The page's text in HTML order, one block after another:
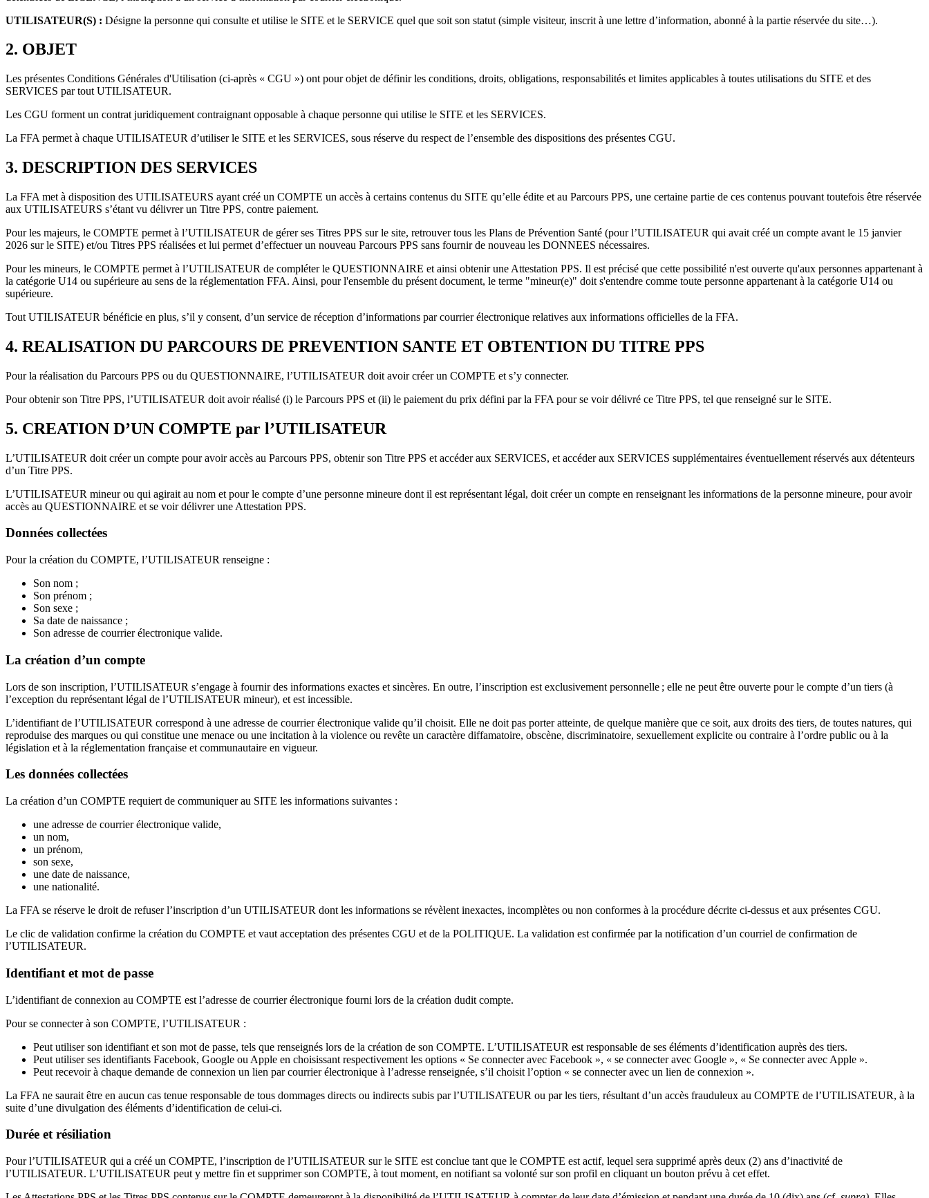
UTILISATEUR(S) : Désigne la personne qui consulte et utilise le SITE et le SERVICE quel que soit son statut (simple visiteur, inscrit à une lettre d’information, abonné à la partie réservée du site…).
2. OBJET
Les présentes Conditions Générales d'Utilisation (ci-après « CGU ») ont pour objet de définir les conditions, droits, obligations, responsabilités et limites applicables à toutes utilisations du SITE et des
SERVICES par tout UTILISATEUR.
Les CGU forment un contrat juridiquement contraignant opposable à chaque personne qui utilise le SITE et les SERVICES.
La FFA permet à chaque UTILISATEUR d’utiliser le SITE et les SERVICES, sous réserve du respect de l’ensemble des dispositions des présentes CGU.
3. DESCRIPTION DES SERVICES
La FFA met à disposition des UTILISATEURS ayant créé un COMPTE un accès à certains contenus du SITE qu’elle édite et au Parcours PPS, une certaine partie de ces contenus pouvant toutefois être réservée
aux UTILISATEURS s’étant vu délivrer un Titre PPS, contre paiement.
Pour les majeurs, le COMPTE permet à l’UTILISATEUR de gérer ses Titres PPS sur le site, retrouver tous les Plans de Prévention Santé (pour l’UTILISATEUR qui avait créé un compte avant le 15 janvier
2026 sur le SITE) et/ou Titres PPS réalisées et lui permet d’effectuer un nouveau Parcours PPS sans fournir de nouveau les DONNEES nécessaires.
Pour les mineurs, le COMPTE permet à l’UTILISATEUR de compléter le QUESTIONNAIRE et ainsi obtenir une Attestation PPS. Il est précisé que cette possibilité n'est ouverte qu'aux personnes appartenant à
la catégorie U14 ou supérieure au sens de la réglementation FFA. Ainsi, pour l'ensemble du présent document, le terme "mineur(e)" doit s'entendre comme toute personne appartenant à la catégorie U14 ou
supérieure.
Tout UTILISATEUR bénéficie en plus, s’il y consent, d’un service de réception d’informations par courrier électronique relatives aux informations officielles de la FFA.
4. REALISATION DU PARCOURS DE PREVENTION SANTE ET OBTENTION DU TITRE PPS
Pour la réalisation du Parcours PPS ou du QUESTIONNAIRE, l’UTILISATEUR doit avoir créer un COMPTE et s’y connecter.
Pour obtenir son Titre PPS, l’UTILISATEUR doit avoir réalisé (i) le Parcours PPS et (ii) le paiement du prix défini par la FFA pour se voir délivré ce Titre PPS, tel que renseigné sur le SITE.
5. CREATION D’UN COMPTE par l’UTILISATEUR
L’UTILISATEUR doit créer un compte pour avoir accès au Parcours PPS, obtenir son Titre PPS et accéder aux SERVICES, et accéder aux SERVICES supplémentaires éventuellement réservés aux détenteurs
d’un Titre PPS.
L’UTILISATEUR mineur ou qui agirait au nom et pour le compte d’une personne mineure dont il est représentant légal, doit créer un compte en renseignant les informations de la personne mineure, pour avoir
accès au QUESTIONNAIRE et se voir délivrer une Attestation PPS.
Données collectées
Pour la création du COMPTE, l’UTILISATEUR renseigne :
Son nom ;
Son prénom ;
Son sexe ;
Sa date de naissance ;
Son adresse de courrier électronique valide.
La création d’un compte
Lors de son inscription, l’UTILISATEUR s’engage à fournir des informations exactes et sincères. En outre, l’inscription est exclusivement personnelle ; elle ne peut être ouverte pour le compte d’un tiers (à
l’exception du représentant légal de l’UTILISATEUR mineur), et est incessible.
L’identifiant de l’UTILISATEUR correspond à une adresse de courrier électronique valide qu’il choisit. Elle ne doit pas porter atteinte, de quelque manière que ce soit, aux droits des tiers, de toutes natures, qui
reproduise des marques ou qui constitue une menace ou une incitation à la violence ou revête un caractère diffamatoire, obscène, discriminatoire, sexuellement explicite ou contraire à l’ordre public ou à la
législation et à la réglementation française et communautaire en vigueur.
Les données collectées
La création d’un COMPTE requiert de communiquer au SITE les informations suivantes :
une adresse de courrier électronique valide,
un nom,
un prénom,
son sexe,
une date de naissance,
une nationalité.
La FFA se réserve le droit de refuser l’inscription d’un UTILISATEUR dont les informations se révèlent inexactes, incomplètes ou non conformes à la procédure décrite ci-dessus et aux présentes CGU.
Le clic de validation confirme la création du COMPTE et vaut acceptation des présentes CGU et de la POLITIQUE. La validation est confirmée par la notification d’un courriel de confirmation de
l’UTILISATEUR.
Identifiant et mot de passe
L’identifiant de connexion au COMPTE est l’adresse de courrier électronique fourni lors de la création dudit compte.
Pour se connecter à son COMPTE, l’UTILISATEUR :
Peut utiliser son identifiant et son mot de passe, tels que renseignés lors de la création de son COMPTE. L’UTILISATEUR est responsable de ses éléments d’identification auprès des tiers.
Peut utiliser ses identifiants Facebook, Google ou Apple en choisissant respectivement les options « Se connecter avec Facebook », « se connecter avec Google », « Se connecter avec Apple ».
Peut recevoir à chaque demande de connexion un lien par courrier électronique à l’adresse renseignée, s’il choisit l’option « se connecter avec un lien de connexion ».
La FFA ne saurait être en aucun cas tenue responsable de tous dommages directs ou indirects subis par l’UTILISATEUR ou par les tiers, résultant d’un accès frauduleux au COMPTE de l’UTILISATEUR, à la
suite d’une divulgation des éléments d’identification de celui-ci.
Durée et résiliation
Pour l’UTILISATEUR qui a créé un COMPTE, l’inscription de l’UTILISATEUR sur le SITE est conclue tant que le COMPTE est actif, lequel sera supprimé après deux (2) ans d’inactivité de
l’UTILISATEUR. L’UTILISATEUR peut y mettre fin et supprimer son COMPTE, à tout moment, en notifiant sa volonté sur son profil en cliquant un bouton prévu à cet effet.